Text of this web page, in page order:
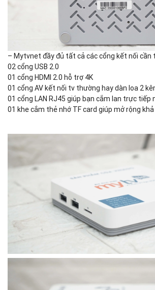
– Mytvnet đầy đủ tất cả các cổng kết nối cần
02 cổng USB 2.0
01 cổng HDMI 2.0 hỗ trợ 4K
01 cổng AV kết nối tv thường hay dàn loa 2
01 cổng LAN RJ45 giúp bạn cắm lan trực tiếp
01 khe cắm thẻ nhớ TF card giúp mở rộng